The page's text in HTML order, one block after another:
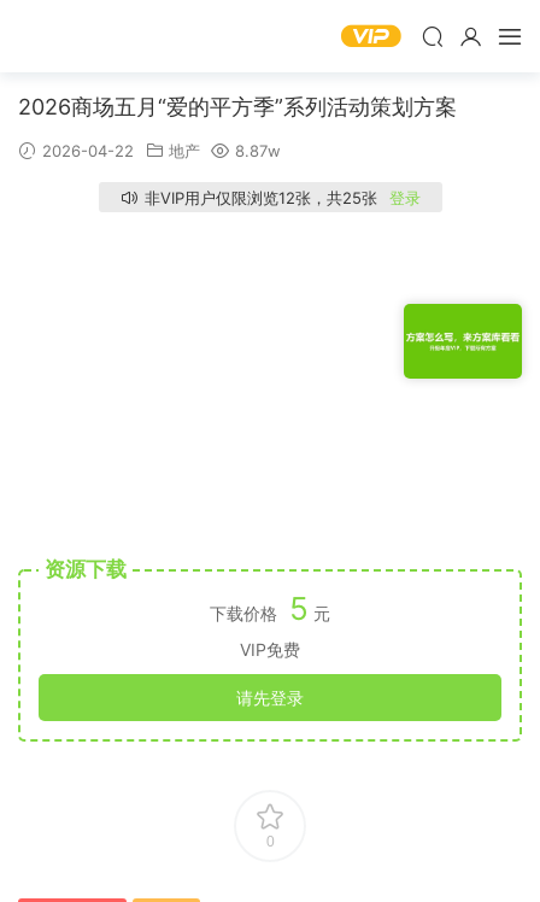
2026商场五月“爱的平方季”系列活动策划方案
2026-04-22 地产 8.87w
非VIP用户仅限浏览12张，共25张 登录
资源下载
下载价格 5 元
VIP免费
请先登录
0